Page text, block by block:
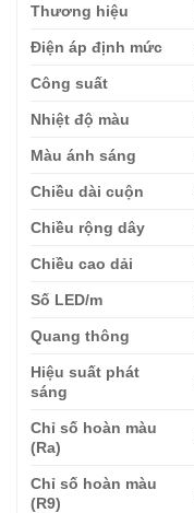
Thương hiệu
Điện áp định mức
Công suất
Nhiệt độ màu
Màu ánh sáng
Chiều dài cuộn
Chiều rộng dây
Chiều cao dải
Số LED/m
Quang thông
Hiệu suất phát
sáng
Chỉ số hoàn màu
(Ra)
Chỉ số hoàn màu
(R9)